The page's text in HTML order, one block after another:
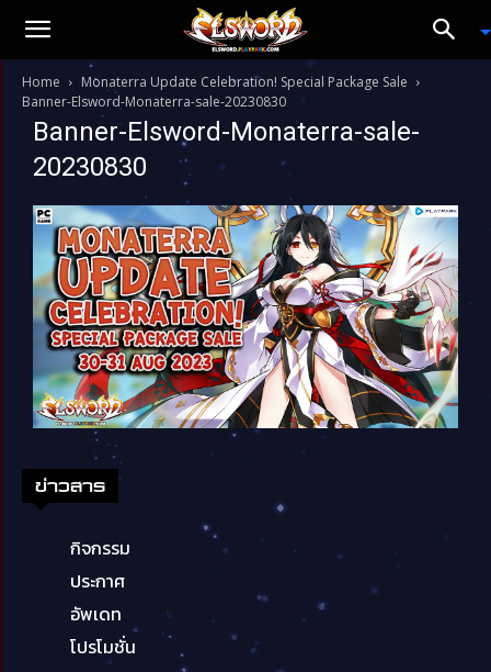
Home
Monaterra Update Celebration! Special Package Sale
Banner-Elsword-Monaterra-sale-20230830
Banner-Elsword-Monaterra-sale-
20230830
ข่าวสาร
กิจกรรม
ประกาศ
อัพเดท
โปรโมชั่น